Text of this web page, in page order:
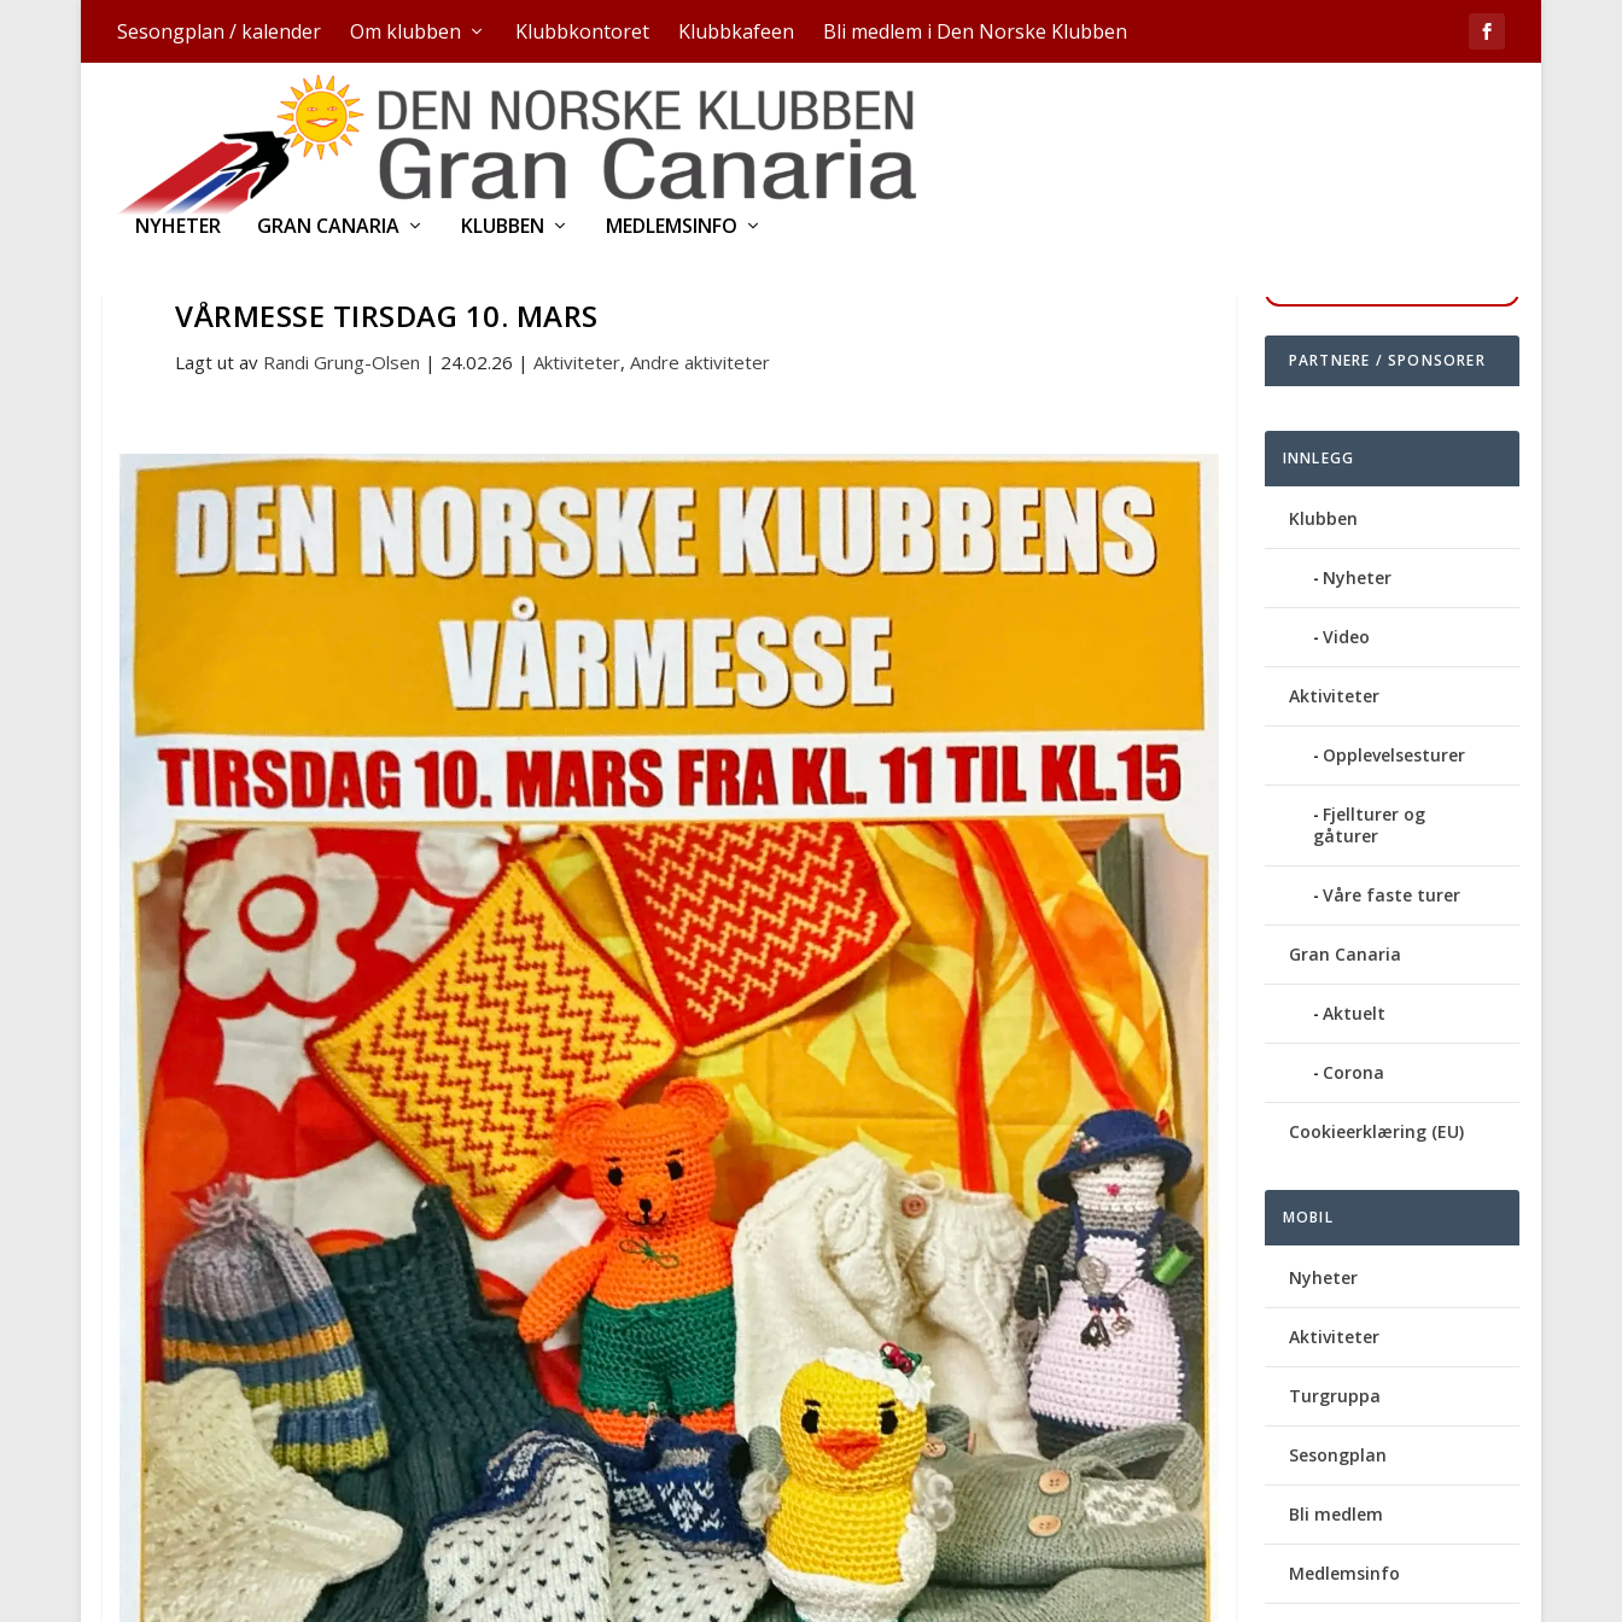
Sesongplan / kalender Om klubben Klubbkontoret Klubbkafeen Bli medlem i Den Norske Klubben
NYHETER GRAN CANARIA KLUBBEN MEDLEMSINFO
VÅRMESSE TIRSDAG 10. MARS
Lagt ut av Randi Grung-Olsen | 24.02.26 |Aktiviteter,Andre aktiviteter PARTNERE / SPONSORER
INNLEGG
Klubben
Nyheter
Video
Aktiviteter
Opplevelsesturer
Fjellturer og
gåturer
Våre faste turer
Gran Canaria
Aktuelt
Corona
Cookieerklæring (EU)
MOBIL
Nyheter
Aktiviteter
Turgruppa
Sesongplan
Bli medlem
Medlemsinfo